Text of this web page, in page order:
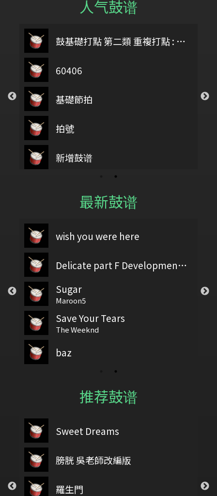
人气鼓谱
鼓基礎打點 第二類 重複打點 : DIDDLE RUDIMENTS
60406
基礎節拍
拍號
新增鼓谱
最新鼓谱
wish you were here
Delicate part F Development 2
Sugar
Maroon5
Save Your Tears
The Weeknd
baz
推荐鼓谱
Sweet Dreams
膀胱 吳老師改編版
羅生門